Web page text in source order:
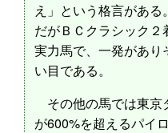
え」という格言があ
だがＢＣクラシック
実力馬で、一発があり
い目である。
その他の馬では東京
が600%を超えるパイ